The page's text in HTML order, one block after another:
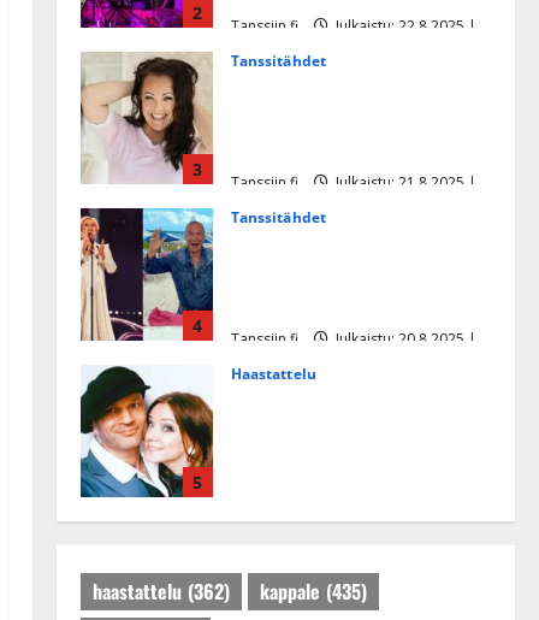
2
Tanssiin.fi
Julkaistu: 22.8.2025 |
3
Tanssitähdet
Tanssiin.fi
Julkaistu: 21.8.2025 |
4
Tanssitähdet
Tanssiin.fi
Julkaistu: 20.8.2025 |
5
Haastattelu
Tanssiin.fi
Julkaistu: 27.4.2025 |
haastattelu (362) kappale (435)